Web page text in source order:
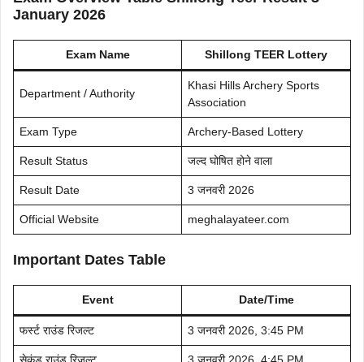
January 2026
Exam Name Shillong TEER Lottery
Department / Authority
Khasi Hills Archery Sports
Association
Exam Type Archery-Based Lottery
Result Status जल्द घोषित होने वाला
Result Date 3 जनवरी 2026
Official Website meghalayateer.com
Important Dates Table
Event Date/Time
फर्स्ट राउंड रिजल्ट 3 जनवरी 2026, 3:45 PM
सेकंड राउंड रिजल्ट 3 जनवरी 2026, 4:45 PM